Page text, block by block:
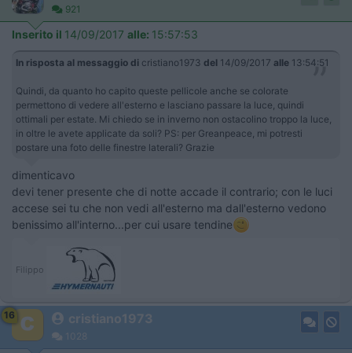
921
Inserito il 14/09/2017 alle: 15:57:53
In risposta al messaggio di cristiano1973 del 14/09/2017 alle 13:54:51
Quindi, da quanto ho capito queste pellicole anche se colorate
permettono di vedere all'esterno e lasciano passare la luce, quindi
ottimali per estate. Mi chiedo se in inverno non ostacolino troppo la luce,
in oltre le avete applicate da soli? PS: per Greanpeace, mi potresti
postare una foto delle finestre laterali? Grazie
dimenticavo
devi tener presente che di notte accade il contrario; con le luci
accese sei tu che non vedi all'esterno ma dall'esterno vedono
benissimo all'interno...per cui usare tendine
Filippo
16 cristiano1973
1028